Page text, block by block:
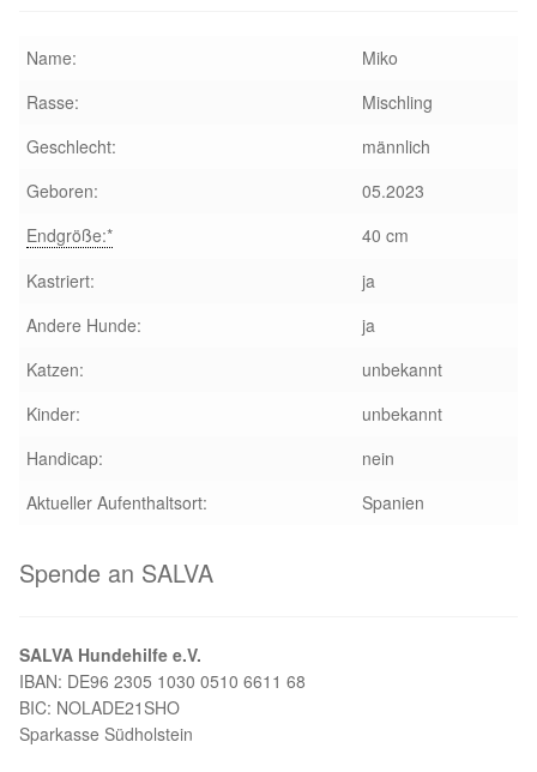
Name:
Miko
Rasse:
Mischling
Geschlecht:
männlich
Geboren:
05.2023
Endgröße:*
40 cm
Kastriert:
ja
Andere Hunde:
ja
Katzen:
unbekannt
Kinder:
unbekannt
Handicap:
nein
Aktueller Aufenthaltsort:
Spanien
Spende an SALVA
SALVA Hundehilfe e.V.
IBAN: DE96 2305 1030 0510 6611 68
BIC: NOLADE21SHO
Sparkasse Südholstein